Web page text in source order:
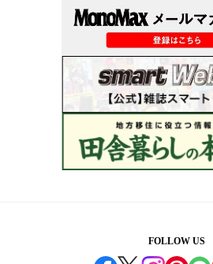
FOLLOW US